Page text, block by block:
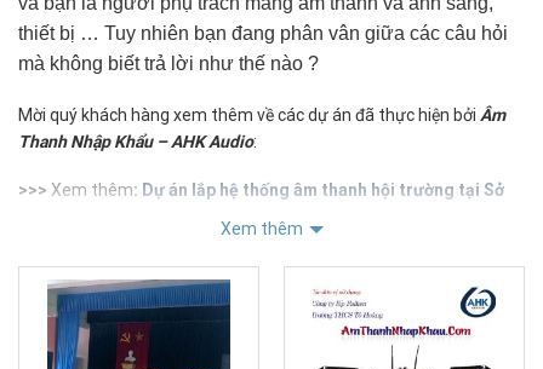
thiết bị … Tuy nhiên bạn đang phân vân giữa các câu hỏi
mà không biết trả lời như thế nào ?
Mời quý khách hàng xem thêm về các dự án đã thực hiện bởi Âm
Thanh Nhập Khẩu – AHK Audio:
>>> Xem thêm: Dự án lắp hệ thống âm thanh hội trường tại Sở
Thường Tín
Xem thêm:Dự án lắp âm thanh tại Báo Giao Thông – Số 2
Nguyễn Công Hoan
>>>Xem thêm
Dự án lắp đặt tại trường Đại học Sư
Xem thêm